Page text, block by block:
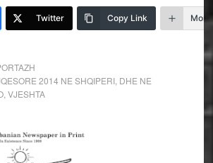
Twitter Copy Link More
2014 NE SHQIPERI, DHE NE
, VJESHTA